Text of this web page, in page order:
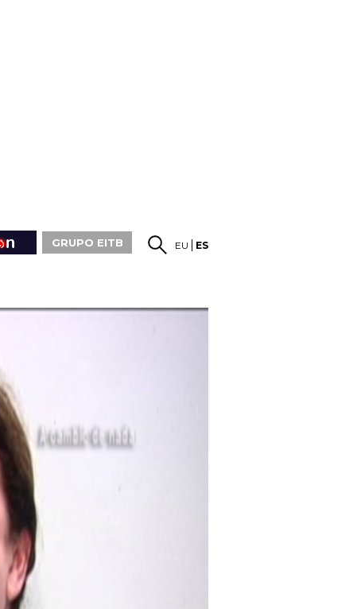
GRUPO EITB EU ES